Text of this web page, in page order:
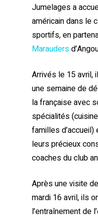
Jumelages a
américain dans le
sportifs, en
Marauders
Arrivés le 15 avril,
une semaine de
la française avec
spécialités
familles
leurs précieux
coaches du club
Après une visite
mardi 16 avril, ils
l’entraînement de